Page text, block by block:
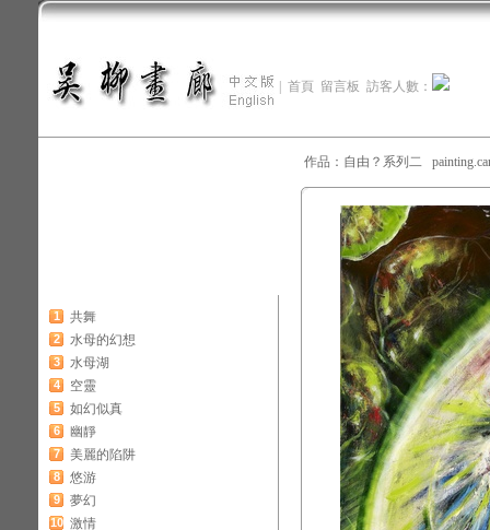
首頁 留言板 訪客人數：
1 共舞
2 水母的幻想
3 水母湖
4 空靈
5 如幻似真
6 幽靜
7 美麗的陷阱
8 悠游
9 夢幻
10 激情
作品：自由？系列二